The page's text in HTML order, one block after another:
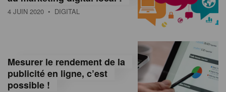
4 JUIN 2020 • DIGITAL
Mesurer le rendement de la
publicité en ligne, c’est
possible !